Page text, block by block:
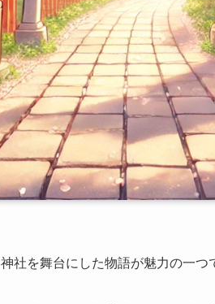
社を舞台にした物語が魅力の一つ